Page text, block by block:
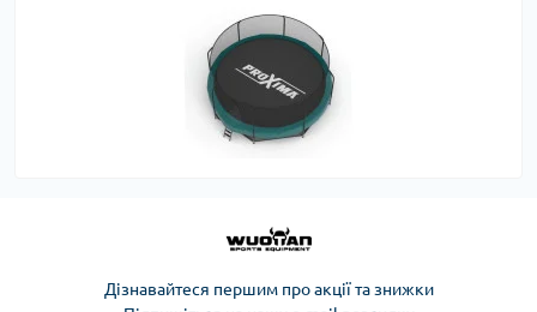
Дізнавайтеся першим про акції та знижки